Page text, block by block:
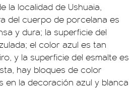
la localidad de Ushuaia,
del cuerpo de porcelana es
y dura; la superficie del
el color azul es tan
y la superficie del esmalte es
hay bloques de color
en la decoración azul y blanca